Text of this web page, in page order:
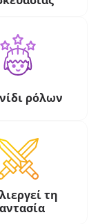
ρόλων
τη